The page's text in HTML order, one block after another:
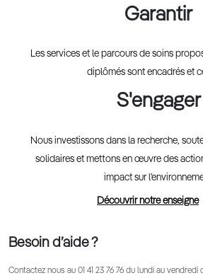
Garantir
Les services et le parcours de soins
diplômés sont encadrés et
S'engager
Nous investissons dans la recherche,
solidaires et mettons en œuvre des
impact sur
Découvrir notre enseigne
Besoin d’aide ?
Contactez nous au 01 41 23 76 76 du lundi au vendredi